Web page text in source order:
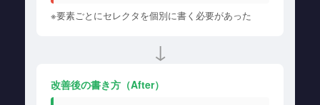
※要素ごとにセレクタを個別に書く必要があった
↓
改善後の書き方（After）